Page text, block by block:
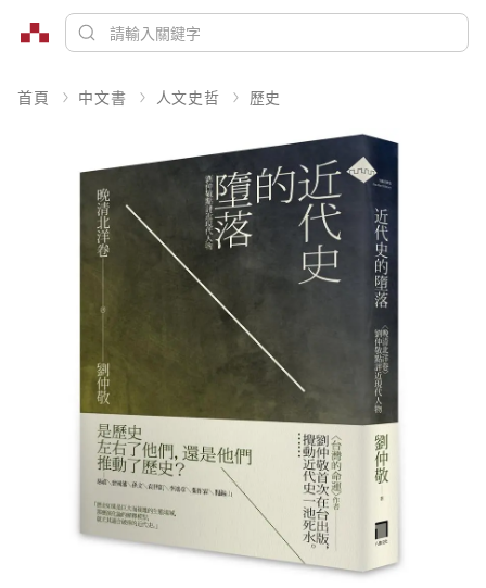
首頁 中文書 人文史哲 歷史